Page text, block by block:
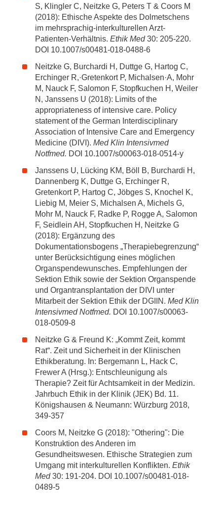
S, Klingler C, Neitzke G, Peters T & Coors M
(2018): Ethische Aspekte des Dolmetschens
im mehrsprachig-interkulturellen Arzt-
Patienten-Verhältnis. Ethik Med30: 205-220.
DOI 10.1007/s00481-018-0488-6
Neitzke G, Burchardi H, Duttge G, Hartog C,
Erchinger R,·Gretenkort P, Michalsen·A, Mohr
M, Nauck F, Salomon F, Stopfkuchen H, Weiler
N, Janssens U (2018): Limits of the
appropriateness of intensive care. Policy
statement of the German Interdisciplinary
Association of Intensive Care and Emergency
Medicine (DIVI). Med Klin Intensivmed
Notfmed. DOI 10.1007/s00063-018-0514-y
Janssens U, Lücking KM, Böll B, Burchardi H,
Dannenberg K, Duttge G, Erchinger R,
Gretenkort P, Hartog C, Jöbges S, Knochel K,
Liebig M, Meier S, Michalsen A, Michels G,
Mohr M, Nauck F, Radke P, Rogge A, Salomon
F, Seidlein AH, Stopfkuchen H, Neitzke G
(2018): Ergänzung des
Dokumentationsbogens „Therapiebegrenzung“
unter Berücksichtigung eines möglichen
Organspendewunsches. Empfehlungen der
Sektion Ethik sowie der Sektion Organspende
und Organtransplantation der DIVI unter
Mitarbeit der Sektion Ethik der DGIIN. Med Klin
Intensivmed Notfmed. DOI 10.1007/s00063-
018-0509-8
Neitzke G & Freund K: „Kommt Zeit, kommt
Rat“. Zeit und Sicherheit in der Klinischen
Ethikberatung. In: Bergemann L, Hack C,
Frewer A (Hrsg.): Entschleunigung als
Therapie? Zeit für Achtsamkeit in der Medizin.
Jahrbuch Ethik in der Klinik (JEK) Bd. 11.
Königshausen & Neumann: Würzburg 2018,
349-357
Coors M, Neitzke G (2018): "Othering": Die
Konstruktion des Anderen im
Gesundheitswesen. Ethische Strategien zum
Umgang mit interkulturellen Konflikten. Ethik
Med30: 191-204. DOI 10.1007/s00481-018-
0489-5